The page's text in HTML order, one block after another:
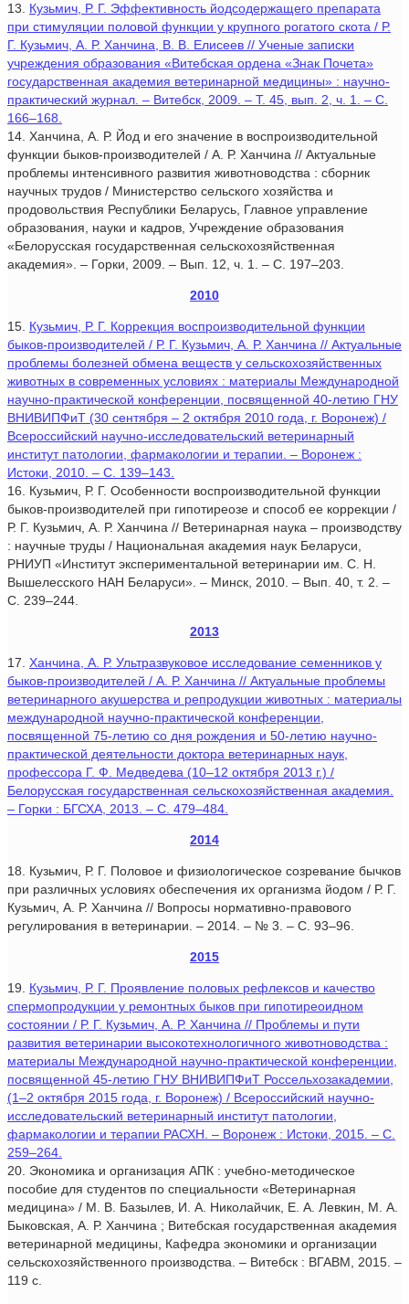
13. Кузьмич, Р. Г. Эффективность йодсодержащего препарата
при стимуляции половой функции у крупного рогатого скота / Р.
Г. Кузьмич, А. Р. Ханчина, В. В. Елисеев // Ученые записки
учреждения образования «Витебская ордена «Знак Почета»
государственная академия ветеринарной медицины» : научно-
практический журнал. – Витебск, 2009. – Т. 45, вып. 2, ч. 1. – С.
166–168.
14. Ханчина, А. Р. Йод и его значение в воспроизводительной
функции быков-производителей / А. Р. Ханчина // Актуальные
проблемы интенсивного развития животноводства : сборник
научных трудов / Министерство сельского хозяйства и
продовольствия Республики Беларусь, Главное управление
образования, науки и кадров, Учреждение образования
«Белорусская государственная сельскохозяйственная
академия». – Горки, 2009. – Вып. 12, ч. 1. – С. 197–203.
2010
15. Кузьмич, Р. Г. Коррекция воспроизводительной функции
быков-производителей / Р. Г. Кузьмич, А. Р. Ханчина // Актуальные
проблемы болезней обмена веществ у сельскохозяйственных
животных в современных условиях : материалы Международной
научно-практической конференции, посвященной 40-летию ГНУ
ВНИВИПФиТ (30 сентября – 2 октября 2010 года, г. Воронеж) /
Всероссийский научно-исследовательский ветеринарный
институт патологии, фармакологии и терапии. – Воронеж :
Истоки, 2010. – С. 139–143.
16. Кузьмич, Р. Г. Особенности воспроизводительной функции
быков-производителей при гипотиреозе и способ ее коррекции /
Р. Г. Кузьмич, А. Р. Ханчина // Ветеринарная наука – производству
: научные труды / Национальная академия наук Беларуси,
РНИУП «Институт экспериментальной ветеринарии им. С. Н.
Вышелесского НАН Беларуси». – Минск, 2010. – Вып. 40, т. 2. –
С. 239–244.
2013
17. Ханчина, А. Р. Ультразвуковое исследование семенников у
быков-производителей / А. Р. Ханчина // Актуальные проблемы
ветеринарного акушерства и репродукции животных : материалы
международной научно-практической конференции,
посвященной 75-летию со дня рождения и 50-летию научно-
практической деятельности доктора ветеринарных наук,
профессора Г. Ф. Медведева (10–12 октября 2013 г.) /
Белорусская государственная сельскохозяйственная академия.
– Горки : БГСХА, 2013. – С. 479–484.
2014
18. Кузьмич, Р. Г. Половое и физиологическое созревание бычков
при различных условиях обеспечения их организма йодом / Р. Г.
Кузьмич, А. Р. Ханчина // Вопросы нормативно-правового
регулирования в ветеринарии. – 2014. – № 3. – С. 93–96.
2015
19. Кузьмич, Р. Г. Проявление половых рефлексов и качество
спермопродукции у ремонтных быков при гипотиреоидном
состоянии / Р. Г. Кузьмич, А. Р. Ханчина // Проблемы и пути
развития ветеринарии высокотехнологичного животноводства :
материалы Международной научно-практической конференции,
посвященной 45-летию ГНУ ВНИВИПФиТ Россельхозакадемии,
(1–2 октября 2015 года, г. Воронеж) / Всероссийский научно-
исследовательский ветеринарный институт патологии,
фармакологии и терапии РАСХН. – Воронеж : Истоки, 2015. – С.
259–264.
20. Экономика и организация АПК : учебно-методическое
пособие для студентов по специальности «Ветеринарная
медицина» / М. В. Базылев, И. А. Николайчик, Е. А. Левкин, М. А.
Быковская, А. Р. Ханчина ; Витебская государственная академия
ветеринарной медицины, Кафедра экономики и организации
сельскохозяйственного производства. – Витебск : ВГАВМ, 2015. –
119 с.